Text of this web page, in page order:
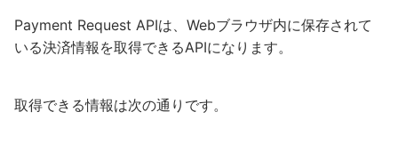
Payment Request APIは、Webブラウザ内に保存されて
いる決済情報を取得できるAPIになります。
取得できる情報は次の通りです。